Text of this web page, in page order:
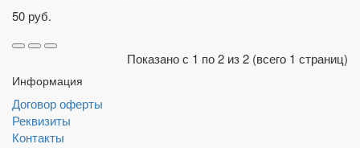
50 руб.
Показано с 1 по 2 из 2 (всего 1 страниц)
Информация
Договор оферты
Реквизиты
Контакты